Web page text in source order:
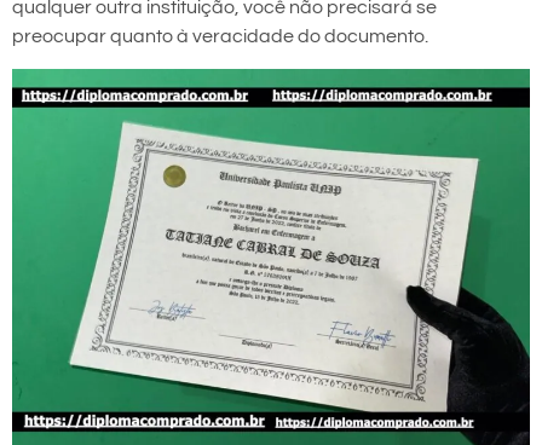
qualquer outra instituição, você não precisará se
preocupar quanto à veracidade do documento.